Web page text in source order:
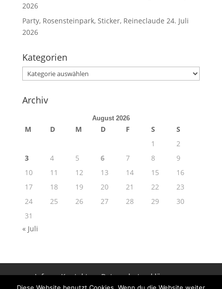
2026
Party, Rosensteinpark, Sticker, Reineclaude 24. Juli
2026
Kategorien
Kategorien
Archiv
August 2026
M D M D F S
S
1
2
3
4 5 6 7 8
9
10
11 12 13 14 15
16
17
18 19 20 21 22
23
24
25 26 27 28 29
30
31
« Juli
Info Kontakt
Datenschutzerklärung